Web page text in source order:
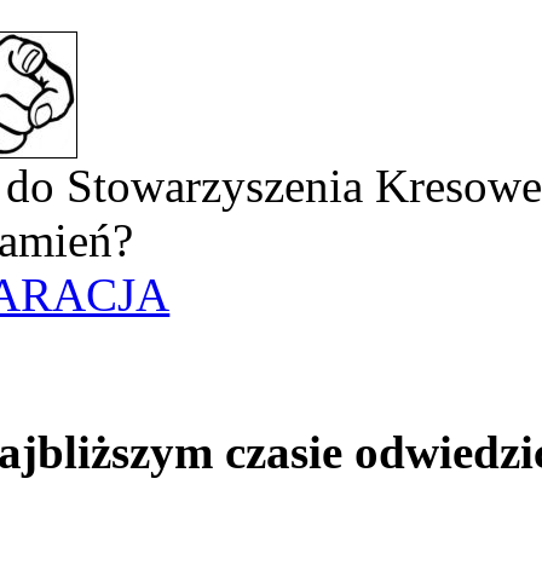
Stowarzyszenia
czasie